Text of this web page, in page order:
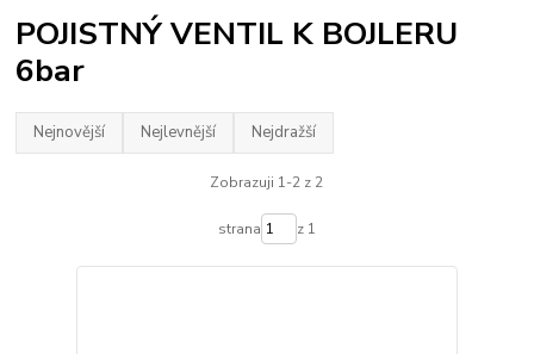
POJISTNÝ VENTIL K BOJLERU
6bar
Nejnovější Nejlevnější Nejdražší
Zobrazuji 1-2 z 2
strana z 1